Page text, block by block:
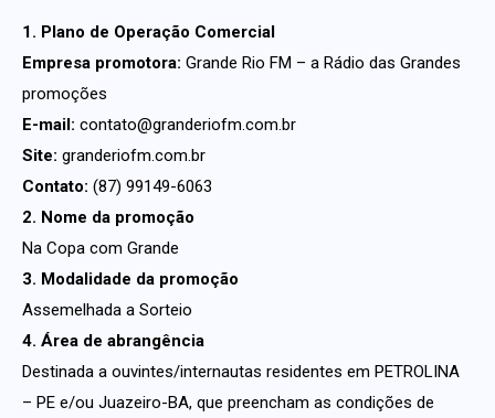
1. Plano de Operação Comercial
Empresa promotora: Grande Rio FM – a Rádio das Grandes
promoções
E-mail: contato@granderiofm.com.br
Site: granderiofm.com.br
Contato: (87) 99149-6063
2. Nome da promoção
Na Copa com Grande
3. Modalidade da promoção
Assemelhada a Sorteio
4. Área de abrangência
Destinada a ouvintes/internautas residentes em PETROLINA
– PE e/ou Juazeiro-BA, que preencham as condições de